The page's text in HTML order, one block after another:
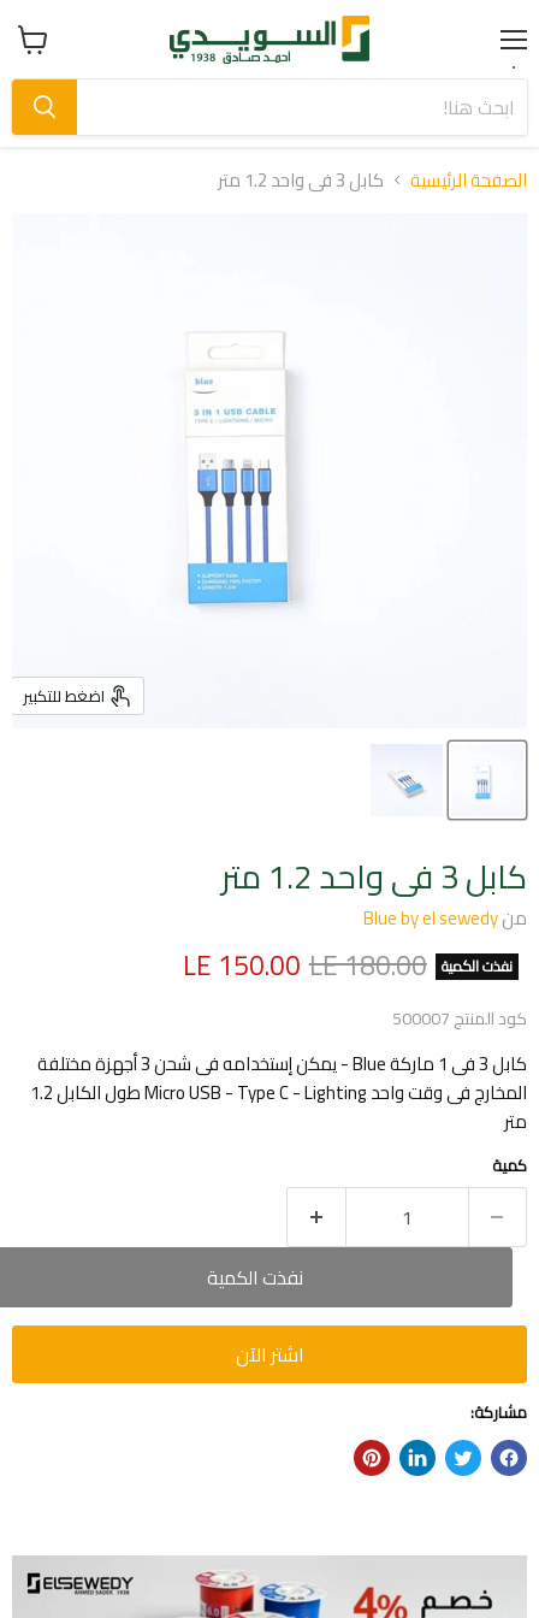
Menu عرض
سلة
الصفحة الرئيسية كابل 3 فى واحد 1.2 متر
اضغط للتكبير
كابل 3 فى واحد 1.2 متر
منBlue by el sewedy
نفذت الكمية السعر الأصلي
LE 180.00السعر الحالي
LE 150.00
كود المنتج500007
كابل 3 فى 1 ماركة Blue - يمكن إستخدامه فى شحن 3 أجهزة مختلفة
المخارج فى وقت واحد Micro USB - Type C - Lighting طول الكابل 1.2
متر
كمية
نفذت الكمية
اشتر الآن
مشاركة: